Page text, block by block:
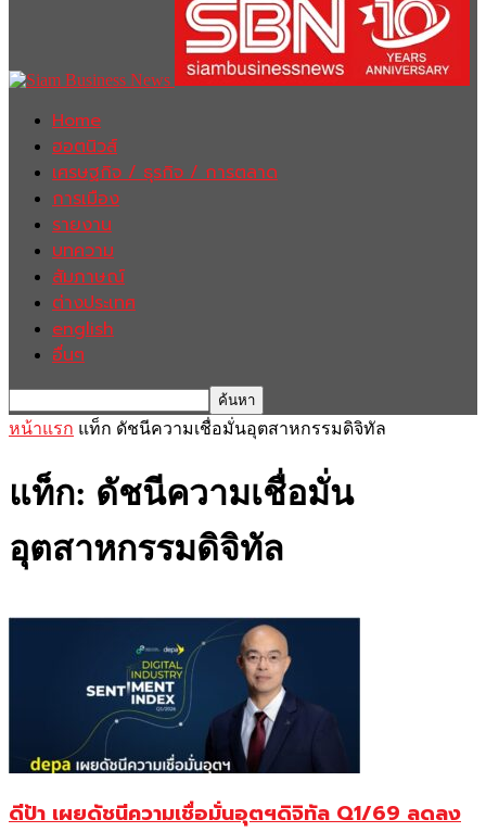
Home
ฮอตนิวส์
เศรษฐกิจ / ธุรกิจ / การตลาด
การเมือง
รายงาน
บทความ
สัมภาษณ์
ต่างประเทศ
english
อื่นๆ
หน้าแรก แท็ก ดัชนีความเชื่อมั่นอุตสาหกรรมดิจิทัล
แท็ก: ดัชนีความเชื่อมั่น
อุตสาหกรรมดิจิทัล
ดีป้า เผยดัชนีความเชื่อมั่นอุตฯดิจิทัล Q1/69 ลดลง